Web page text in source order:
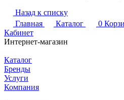
Назад к списку
Главная
Каталог 0
Кабинет
Интернет-магазин
Каталог
Бренды
Услуги
Компания